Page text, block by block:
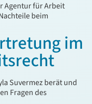
Agentur für Arbeit
beim
im
Suvermezberät und
Fragen des